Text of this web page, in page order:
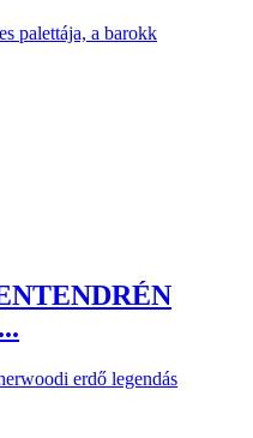
palettája, a barokk
erdő legendás